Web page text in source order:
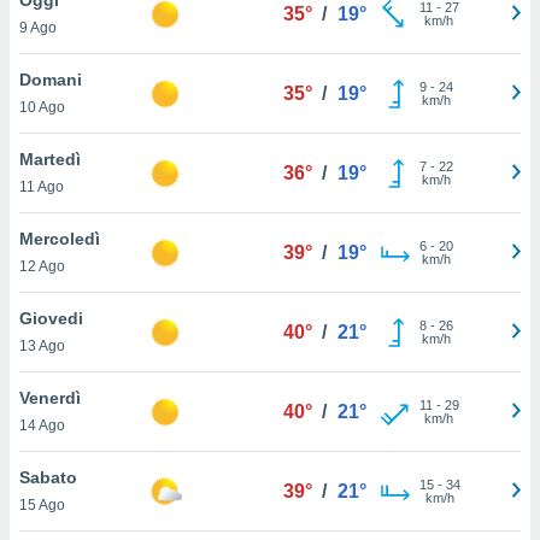
è
al sito
di
ci
di
il
un
la
nella
9 Ago
35° / 19° 11 - 27
km/h
Domani
10 Ago
35° / 19° 9- 24
km/h
Martedì
11 Ago
36° / 19° 7- 22
km/h
Mercoledì
12 Ago
39° / 19° 6- 20
km/h
Giovedi
13 Ago
40° / 21° 8- 26
km/h
Venerdì
14 Ago
40° / 21° 11 - 29
km/h
Sabato
15 Ago
39° / 21° 15- 34
km/h